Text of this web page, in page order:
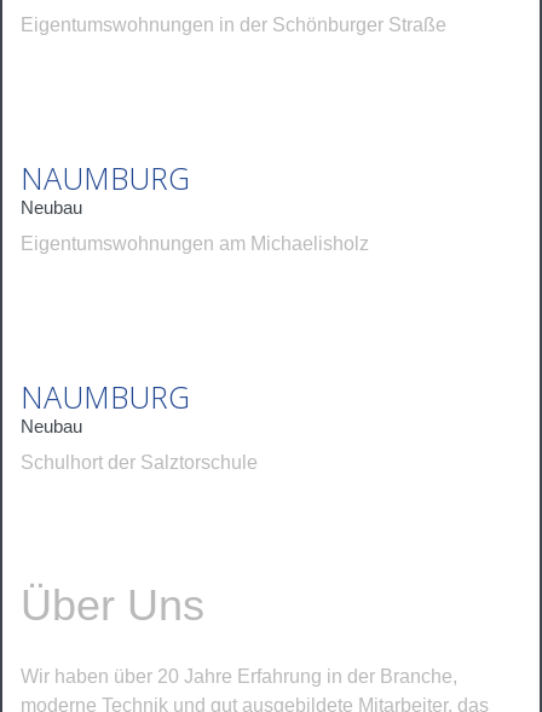
Eigentumswohnungen in der Schönburger Straße
NAUMBURG
Neubau
Eigentumswohnungen am Michaelisholz
NAUMBURG
Neubau
Schulhort der Salztorschule
Über Uns
Wir haben über 20 Jahre Erfahrung in der Branche,
moderne Technik und gut ausgebildete Mitarbeiter, das